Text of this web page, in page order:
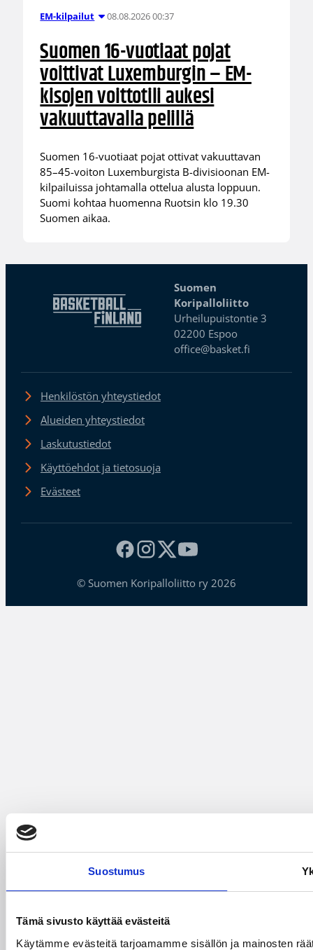
Suostumus
Tämä sivusto käyttää evästeitä
Käytämme evästeitä tarjoamamme sisällön ja mainosten
EM-kilpailut 08.08.2026 00:37
Suomen 16-vuotiaat pojat
voittivat Luxemburgin – EM-
kisojen voittotili aukesi
vakuuttavalla pelillä
Suomen 16-vuotiaat pojat ottivat vakuuttavan
85–45-voiton Luxemburgista B-divisioonan EM-
kilpailuissa johtamalla ottelua alusta loppuun.
Suomi kohtaa huomenna Ruotsin klo 19.30
Suomen aikaa.
Suomen
Koripalloliitto
Urheilupuistontie 3
02200 Espoo
office@basket.fi
Henkilöstön yhteystiedot
Alueiden yhteystiedot
Laskutustiedot
Käyttöehdot ja tietosuoja
Evästeet
© Suomen Koripalloliitto ry 2026